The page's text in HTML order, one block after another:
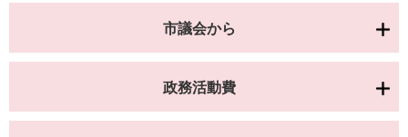
市議会から
政務活動費